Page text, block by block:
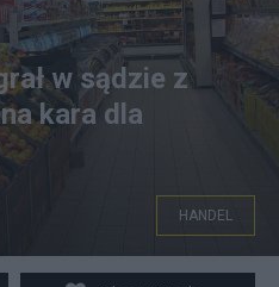
w sądzie z
kara dla
HANDEL